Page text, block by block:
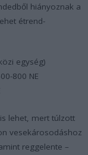
hiányoznak a
étrend-
egység)
800 NE
lehet, mert túlzott
vesekárosodáshoz
reggelente –